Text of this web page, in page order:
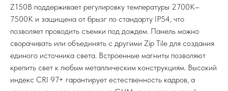
Z150B поддерживает регулировку температуры 2700K–
7500K и защищена от брызг по стандарту IP54, что
позволяет проводить съемки под дождем. Панель можно
сворачивать или объединять с другими Zip Tile для создания
единого источника света. Встроенные магниты позволяют
крепить свет к любым металлическим конструкциям. Высокий
индекс CRI 97+ гарантирует естественность кадров, а